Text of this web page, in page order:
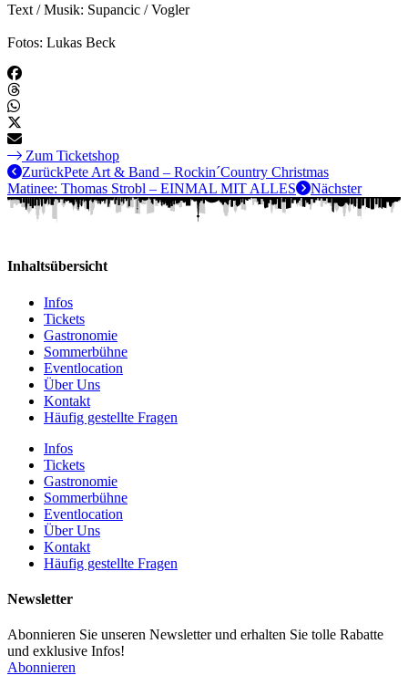
Text / Musik: Supancic / Vogler
Fotos: Lukas Beck
Zum Ticketshop
ZurückPete Art & Band – Rockin´Country Christmas
Matinee: Thomas Strobl – EINMAL MIT ALLES
Nächster
Inhaltsübersicht
Infos
Tickets
Gastronomie
Sommerbühne
Eventlocation
Über Uns
Kontakt
Häufig gestellte Fragen
Infos
Tickets
Gastronomie
Sommerbühne
Eventlocation
Über Uns
Kontakt
Häufig gestellte Fragen
Newsletter
Abonnieren Sie unseren Newsletter und erhalten Sie tolle Rabatte
und exklusive Infos!
Abonnieren